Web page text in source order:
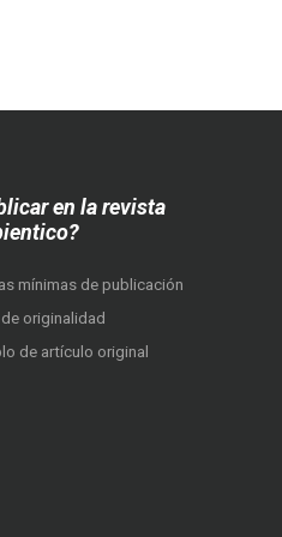
en la revista
mínimas de publicación
originalidad
de artículo original